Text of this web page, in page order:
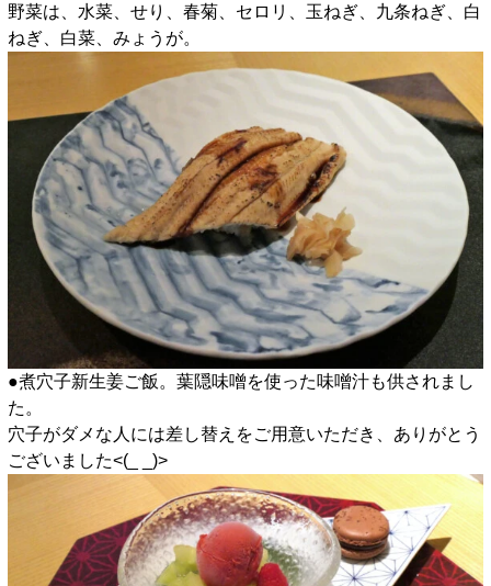
野菜は、水菜、せり、春菊、セロリ、玉ねぎ、九条ねぎ、白
ねぎ、白菜、みょうが。
●煮穴子新生姜ご飯。葉隠味噌を使った味噌汁も供されまし
た。
穴子がダメな人には差し替えをご用意いただき、ありがとう
ございました<(_ _)>